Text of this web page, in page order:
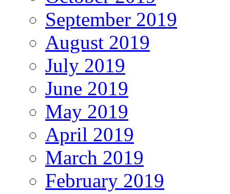
September 2019
August 2019
July 2019
June 2019
May 2019
April 2019
March 2019
February 2019